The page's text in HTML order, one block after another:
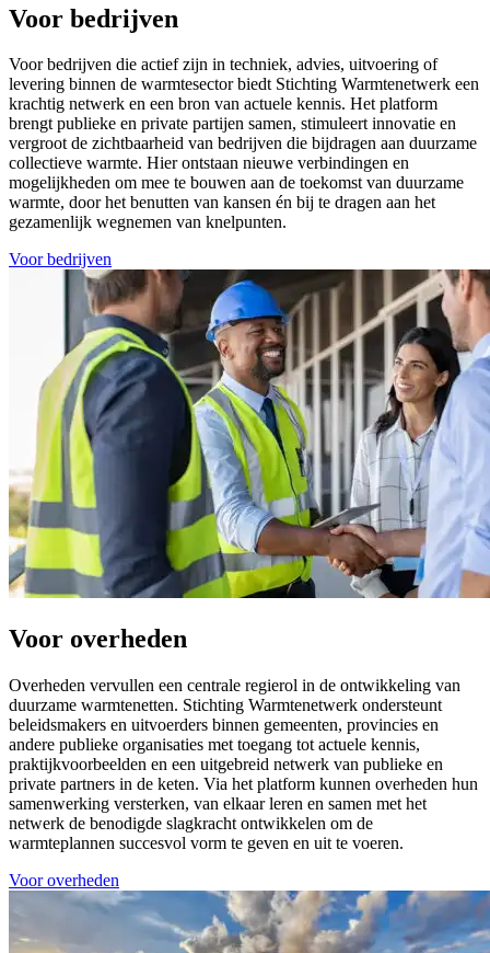
Voor bedrijven
Voor bedrijven die actief zijn in techniek, advies, uitvoering of
levering binnen de warmtesector biedt Stichting Warmtenetwerk een
krachtig netwerk en een bron van actuele kennis. Het platform
brengt publieke en private partijen samen, stimuleert innovatie en
vergroot de zichtbaarheid van bedrijven die bijdragen aan duurzame
collectieve warmte. Hier ontstaan nieuwe verbindingen en
mogelijkheden om mee te bouwen aan de toekomst van duurzame
warmte, door het benutten van kansen én bij te dragen aan het
gezamenlijk wegnemen van knelpunten.
Voor bedrijven
Voor overheden
Overheden vervullen een centrale regierol in de ontwikkeling van
duurzame warmtenetten. Stichting Warmtenetwerk ondersteunt
beleidsmakers en uitvoerders binnen gemeenten, provincies en
andere publieke organisaties met toegang tot actuele kennis,
praktijkvoorbeelden en een uitgebreid netwerk van publieke en
private partners in de keten. Via het platform kunnen overheden hun
samenwerking versterken, van elkaar leren en samen met het
netwerk de benodigde slagkracht ontwikkelen om de
warmteplannen succesvol vorm te geven en uit te voeren.
Voor overheden